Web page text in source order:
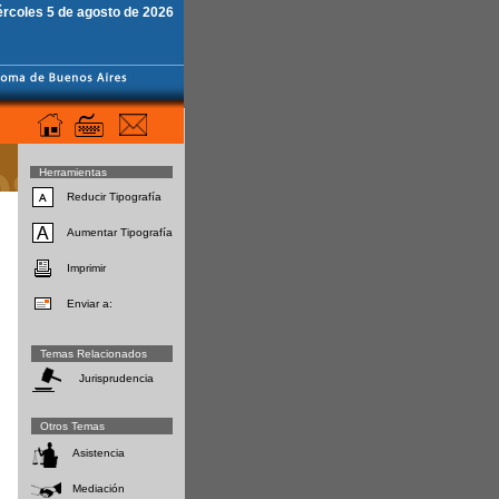
5 de agosto de 2026
Herramientas
Reducir Tipografía
Aumentar Tipografía
Imprimir
Enviar a:
Temas Relacionados
Jurisprudencia
Otros Temas
Asistencia
Mediación